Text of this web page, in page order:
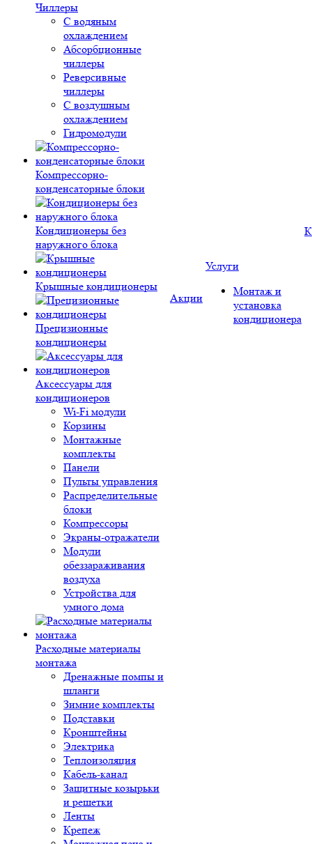
Чиллеры
С водяным
охлаждением
Абсорбционные
чиллеры
Реверсивные
чиллеры
С воздушным
охлаждением
Гидромодули
Компрессорно-
конденсаторные блоки
Кондиционеры без
наружного блока
Крышные кондиционеры
Прецизионные
кондиционеры
Аксессуары для
кондиционеров
Wi-Fi модули
Корзины
Монтажные
комплекты
Панели
Пульты управления
Распределительные
блоки
Компрессоры
Экраны-отражатели
Модули
обеззараживания
воздуха
Устройства для
умного дома
Расходные материалы
монтажа
Дренажные помпы и
шланги
Зимние комплекты
Подставки
Кронштейны
Электрика
Теплоизоляция
Кабель-канал
Защитные козырьки
и решетки
Ленты
Крепеж
Акции
Услуги
Монтаж и
установка
кондиционера